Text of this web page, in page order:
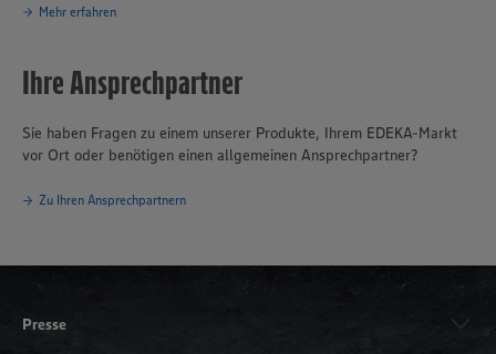
Mehr erfahren
Ihre Ansprechpartner
Sie haben Fragen zu einem unserer Produkte, Ihrem EDEKA-Markt
vor Ort oder benötigen einen allgemeinen Ansprechpartner?
Zu Ihren Ansprechpartnern
Presse